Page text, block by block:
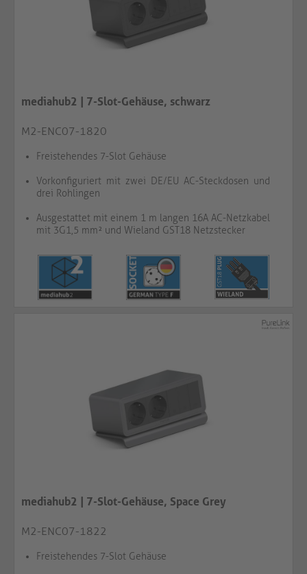
mediahub2 | 7-Slot-Gehäuse, schwarz
M2-ENC07-1820
Freistehendes 7-Slot Gehäuse
Vorkonfiguriert mit zwei DE/EU AC-Steckdosen und
drei Rohlingen
Ausgestattet mit einem 1 m langen 16A AC-Netzkabel
mit 3G1,5 mm² und Wieland GST18 Netzstecker
mediahub2 | 7-Slot-Gehäuse, Space Grey
M2-ENC07-1822
Freistehendes 7-Slot Gehäuse